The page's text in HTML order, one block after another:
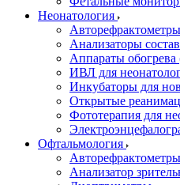
Неонатология
Анализаторы
Аппараты обогрева
ИВЛ для
Инкубаторы для
Открытые
Фототерапия для
Офтальмология
Авторефрактометры
Анализатор